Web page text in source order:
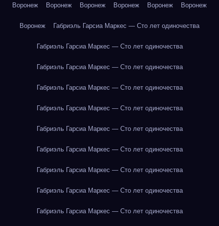
Воронеж Воронеж Воронеж Воронеж Воронеж Воронеж
Воронеж Габриэль Гарсиа Маркес — Сто лет одиночества
Габриэль Гарсиа Маркес — Сто лет одиночества
Габриэль Гарсиа Маркес — Сто лет одиночества
Габриэль Гарсиа Маркес — Сто лет одиночества
Габриэль Гарсиа Маркес — Сто лет одиночества
Габриэль Гарсиа Маркес — Сто лет одиночества
Габриэль Гарсиа Маркес — Сто лет одиночества
Габриэль Гарсиа Маркес — Сто лет одиночества
Габриэль Гарсиа Маркес — Сто лет одиночества
Габриэль Гарсиа Маркес — Сто лет одиночества